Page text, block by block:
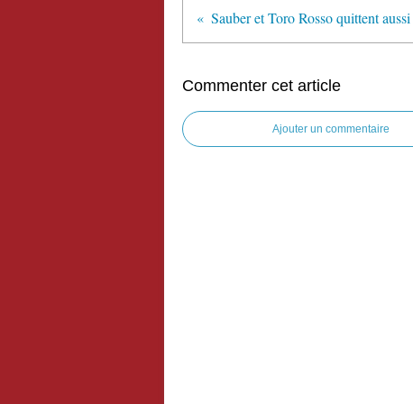
Commenter cet article
Ajouter un commentaire